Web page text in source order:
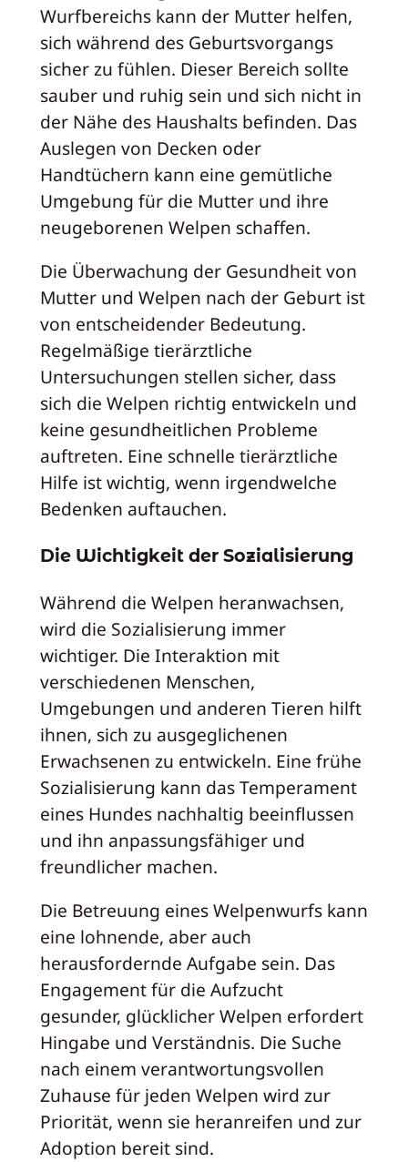
Wurfbereichs kann der Mutter helfen,
sich während des Geburtsvorgangs
sicher zu fühlen. Dieser Bereich sollte
sauber und ruhig sein und sich nicht in
der Nähe des Haushalts befinden. Das
Auslegen von Decken oder
Handtüchern kann eine gemütliche
Umgebung für die Mutter und ihre
neugeborenen Welpen schaffen.
Die Überwachung der Gesundheit von
Mutter und Welpen nach der Geburt ist
von entscheidender Bedeutung.
Regelmäßige tierärztliche
Untersuchungen stellen sicher, dass
sich die Welpen richtig entwickeln und
keine gesundheitlichen Probleme
auftreten. Eine schnelle tierärztliche
Hilfe ist wichtig, wenn irgendwelche
Bedenken auftauchen.
Die Wichtigkeit der Sozialisierung
Während die Welpen heranwachsen,
wird die Sozialisierung immer
wichtiger. Die Interaktion mit
verschiedenen Menschen,
Umgebungen und anderen Tieren hilft
ihnen, sich zu ausgeglichenen
Erwachsenen zu entwickeln. Eine frühe
Sozialisierung kann das Temperament
eines Hundes nachhaltig beeinflussen
und ihn anpassungsfähiger und
freundlicher machen.
Die Betreuung eines Welpenwurfs kann
eine lohnende, aber auch
herausfordernde Aufgabe sein. Das
Engagement für die Aufzucht
gesunder, glücklicher Welpen erfordert
Hingabe und Verständnis. Die Suche
nach einem verantwortungsvollen
Zuhause für jeden Welpen wird zur
Priorität, wenn sie heranreifen und zur
Adoption bereit sind.